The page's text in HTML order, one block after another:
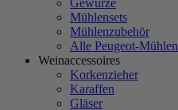
Gewürze
Mühlensets
Mühlenzubehör
Alle Peugeot-Mühlen
Weinaccessoires
Korkenzieher
Karaffen
Gläser